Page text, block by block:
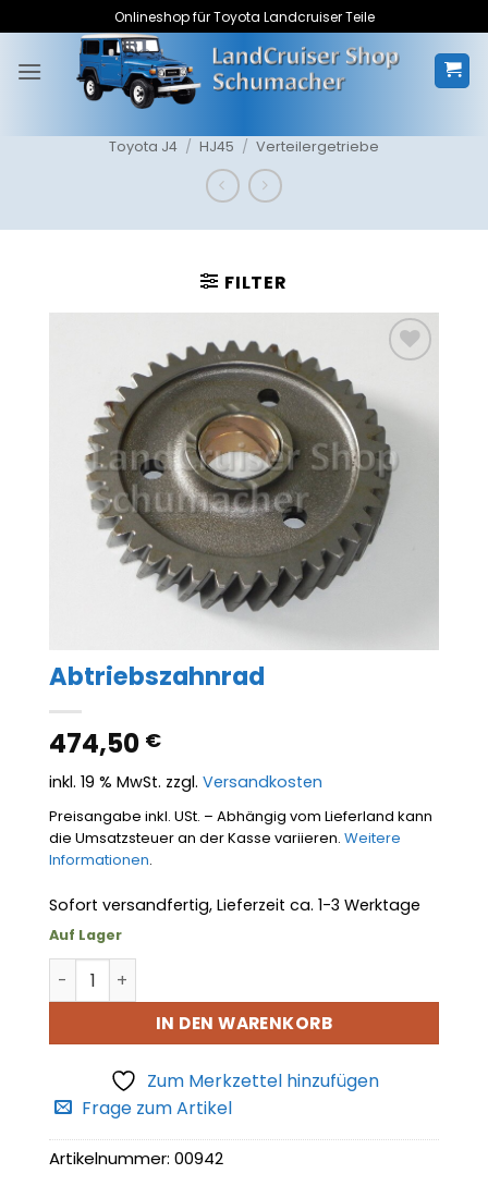
Inhalt
springen
Onlineshop für Toyota Landcruiser Teile
Toyota J4 / HJ45 / Verteilergetriebe
FILTER
Merkzettel
hinzufügen
Abtriebszahnrad
474,50 €
inkl. 19 % MwSt. zzgl. Versandkosten
Preisangabe inkl. USt. – Abhängig vom Lieferland kann
die Umsatzsteuer an der Kasse variieren. Weitere
Informationen.
Sofort versandfertig, Lieferzeit ca. 1-3 Werktage
Auf Lager
Abtriebszahnrad Menge
IN DEN WARENKORB
Zum Merkzettel hinzufügen
Frage zum Artikel
Artikelnummer: 00942